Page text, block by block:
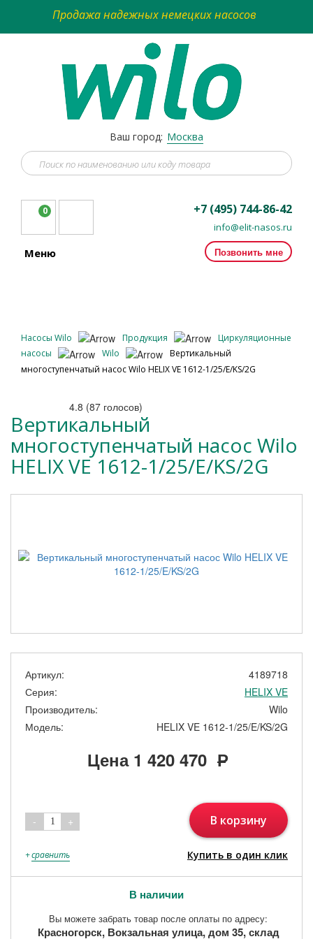
Продажа надежных немецких насосов
Ваш город: Москва
0 +7 (495) 744-86-42
info@elit-nasos.ru
Позвонить мне
Меню
Насосы Wilo Продукция
Циркуляционные
насосы
Wilo
Вертикальный
многоступенчатый насос Wilo HELIX VE 1612-1/25/E/KS/2G
4.8 (87 голосов)
Вертикальный
многоступенчатый насос Wilo
HELIX VE 1612-1/25/E/KS/2G
Артикул:
4189718
Серия:
HELIX VE
Производитель:
Wilo
Модель:
HELIX VE 1612-1/25/E/KS/2G
Цена 1 420 470 Р
- 1 + В корзину
+сравнить Купить в один клик
В наличии
Вы можете забрать товар после оплаты по адресу:
Красногорск, Вокзальная улица, дом 35, склад